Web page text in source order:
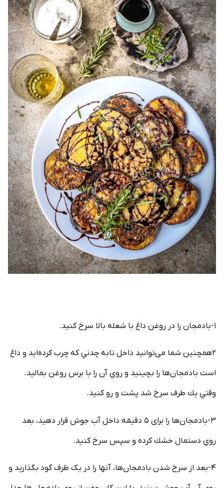
۱-بادمجان را در روغن داغ با شعله بالا سرخ كنيد.
۲همچنین شما می‌توانید داخل تابه چدني كه چرب كرده‌ايد و داغ
است بادمجان‌ها را بچينيد و روي آن را با برس روغن بماليد.
وقتي يك طرف سرخ شد پشت و رو كنيد.
۳-بادمجان‌ها را برای ۵ دقيقه داخل آب جوش قرار دهيد، بعد
روي دستمال خشك كرده و سپس سرخ كنيد.
۴-بعد از سرخ شدن بادمجان‌ها، آنها را در یک ظرف گود بگذارید و